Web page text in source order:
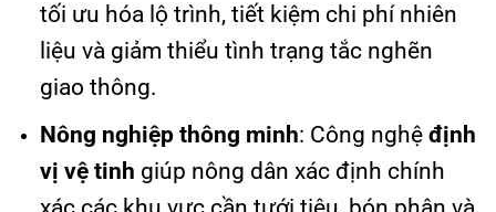
tối ưu hóa lộ trình, tiết kiệm chi phí nhiên
liệu và giảm thiểu tình trạng tắc nghẽn
giao thông.
Nông nghiệp thông minh: Công nghệ định
vị vệ tinh giúp nông dân xác định chính